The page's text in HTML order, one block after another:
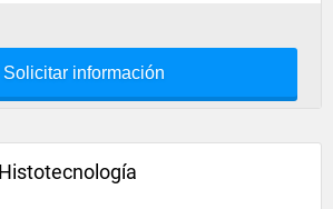
Solicitar información